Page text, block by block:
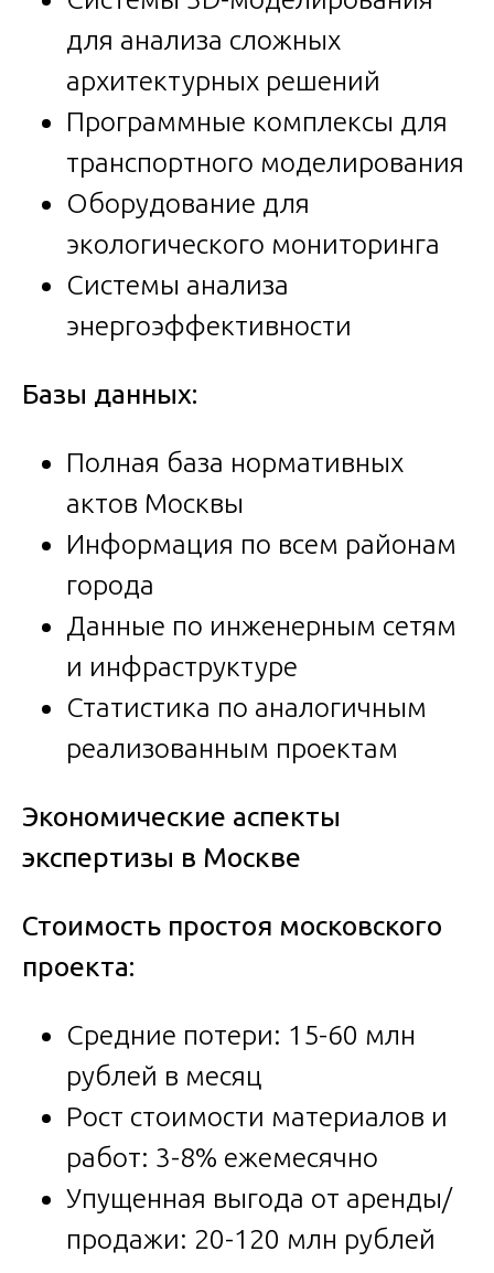
для анализа сложных
архитектурных решений
Программные комплексы для
транспортного моделирования
Оборудование для
экологического мониторинга
Системы анализа
энергоэффективности
Базы данных:
Полная база нормативных
актов Москвы
Информация по всем районам
города
Данные по инженерным сетям
и инфраструктуре
Статистика по аналогичным
реализованным проектам
Экономические аспекты
экспертизы в Москве
Стоимость простоя московского
проекта:
Средние потери: 15-60 млн
рублей в месяц
Рост стоимости материалов и
работ: 3-8% ежемесячно
Упущенная выгода от аренды/
продажи: 20-120 млн рублей